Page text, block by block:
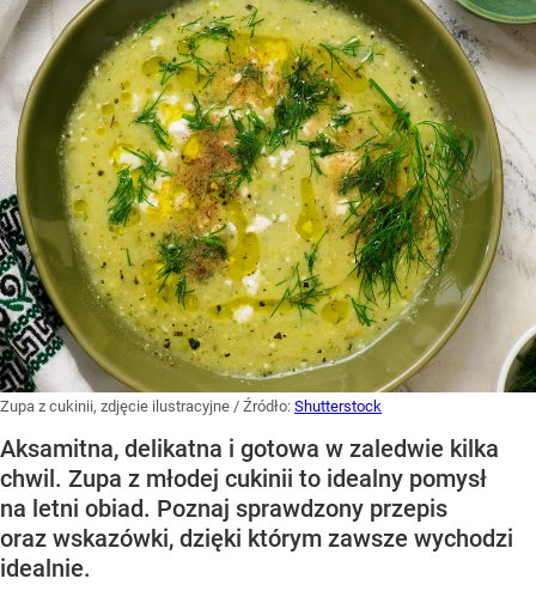
Zupa z cukinii, zdjęcie ilustracyjne / Źródło: Shutterstock
Aksamitna, delikatna i gotowa w zaledwie kilka
chwil. Zupa z młodej cukinii to idealny pomysł
na letni obiad. Poznaj sprawdzony przepis
oraz wskazówki, dzięki którym zawsze wychodzi
idealnie.